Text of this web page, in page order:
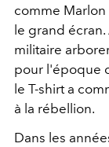
comme
le grand
militaire
pour l'époque
le T-shirt a
à la rébellion.
Dans les